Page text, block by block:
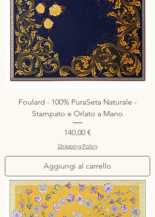
Foulard - 100% PuraSeta Naturale -
Stampato e Orlato a Mano
Prezzo
140,00 €
Shipping Policy
Aggiungi al carrello